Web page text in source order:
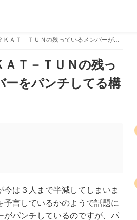
脱退することを予言していた？ＫＡＴ－ＴＵＮの残っているメンバーが脱退したメンバーをパンチしてる構図がじわるww
Ｔ－ＴＵＮの残っ
ーをパンチしてる構
は３人まで半減してしまいま
言しているかのようで話題に
パンチしているのですが、パ